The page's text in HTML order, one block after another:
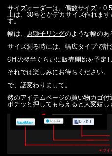
サイズオーダーは、偶数サイズ・
上は、30号とかデカサイズ作れま
す。
幅は、 唐獅子リングのような幅のあ
サイズ測る時には、幅広タイプで計
6月の後半ぐらいに販売開始を予定し
それでは楽しみにお待ちください。
で、話変わりまして。
然のアイテムページの買い物カゴ
ポチッと押してもらえると大変嬉し